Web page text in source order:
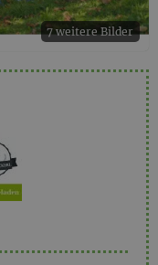
7 weitere Bilder